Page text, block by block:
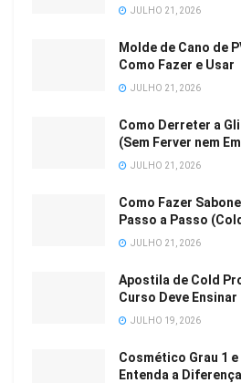
JULHO 21, 2026
Molde de Cano de
Como Fazer e Usar
JULHO 21, 2026
Como Derreter a
(Sem Ferver nem
JULHO 21, 2026
Como Fazer
Passo a Passo
JULHO 21, 2026
Apostila de Cold
Curso Deve Ensinar
JULHO 19, 2026
Cosmético Grau 1 e
Entenda a Diferença